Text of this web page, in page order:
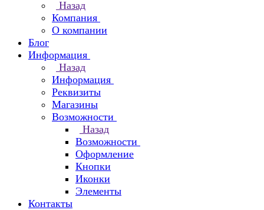
Назад
Компания
О компании
Блог
Информация
Назад
Информация
Реквизиты
Магазины
Возможности
Назад
Возможности
Оформление
Кнопки
Иконки
Элементы
Контакты